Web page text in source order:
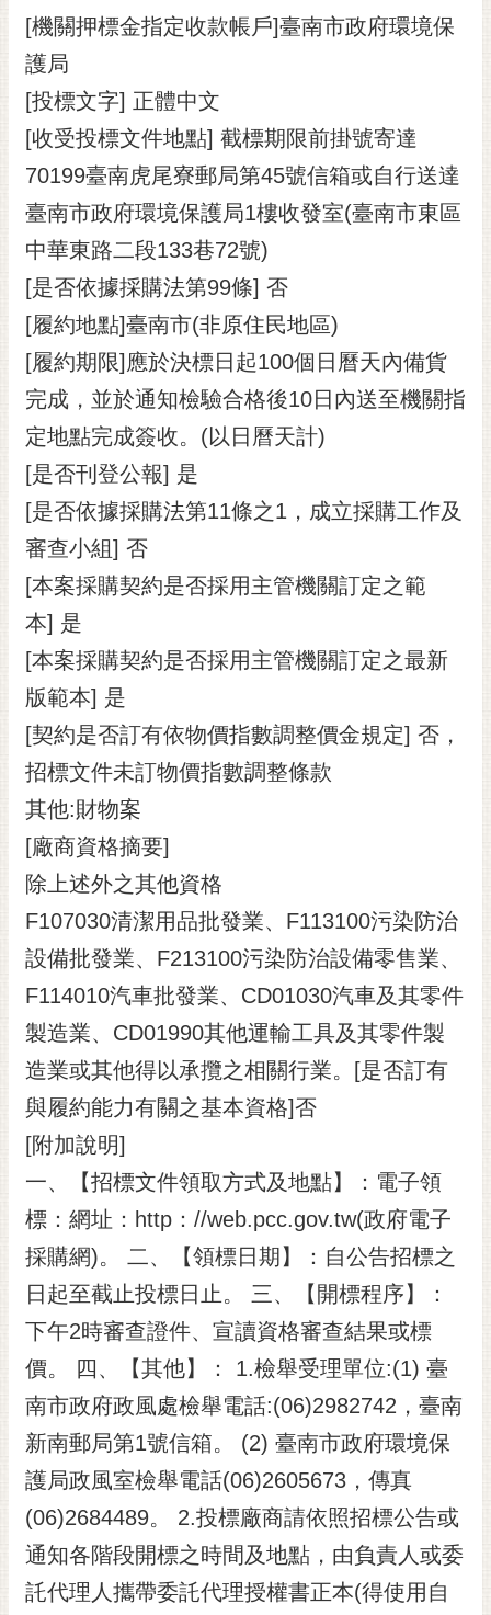
[機關押標金指定收款帳戶]臺南市政府環境保
護局
[投標文字] 正體中文
[收受投標文件地點] 截標期限前掛號寄達
70199臺南虎尾寮郵局第45號信箱或自行送達
臺南市政府環境保護局1樓收發室(臺南市東區
中華東路二段133巷72號)
[是否依據採購法第99條] 否
[履約地點]臺南市(非原住民地區)
[履約期限]應於決標日起100個日曆天內備貨
完成，並於通知檢驗合格後10日內送至機關指
定地點完成簽收。(以日曆天計)
[是否刊登公報] 是
[是否依據採購法第11條之1，成立採購工作及
審查小組] 否
[本案採購契約是否採用主管機關訂定之範
本] 是
[本案採購契約是否採用主管機關訂定之最新
版範本] 是
[契約是否訂有依物價指數調整價金規定] 否，
招標文件未訂物價指數調整條款
其他:財物案
[廠商資格摘要]
除上述外之其他資格
F107030清潔用品批發業、F113100污染防治
設備批發業、F213100污染防治設備零售業、
F114010汽車批發業、CD01030汽車及其零件
製造業、CD01990其他運輸工具及其零件製
造業或其他得以承攬之相關行業。[是否訂有
與履約能力有關之基本資格]否
[附加說明]
一、【招標文件領取方式及地點】：電子領
標：網址：http：//web.pcc.gov.tw(政府電子
採購網)。 二、【領標日期】：自公告招標之
日起至截止投標日止。 三、【開標程序】：
下午2時審查證件、宣讀資格審查結果或標
價。 四、【其他】： 1.檢舉受理單位:(1) 臺
南市政府政風處檢舉電話:(06)2982742，臺南
新南郵局第1號信箱。 (2) 臺南市政府環境保
護局政風室檢舉電話(06)2605673，傳真
(06)2684489。 2.投標廠商請依照招標公告或
通知各階段開標之時間及地點，由負責人或委
託代理人攜帶委託代理授權書正本(得使用自